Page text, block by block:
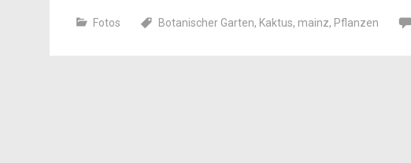
Fotos Botanischer Garten, Kaktus, mainz, Pflanzen